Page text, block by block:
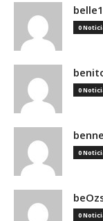
0
0
0
0